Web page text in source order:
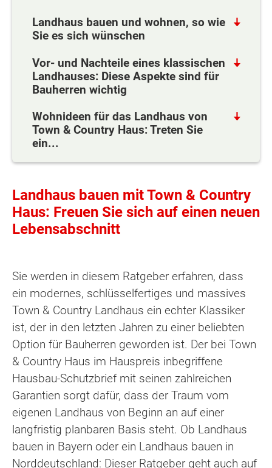
Landhaus bauen und wohnen, so wie
Sie es sich wünschen
Vor- und Nachteile eines klassischen
Landhauses: Diese Aspekte sind für
Bauherren wichtig
Wohnideen für das Landhaus von
Town & Country Haus: Treten Sie
ein...
Landhaus bauen mit Town & Country
Haus: Freuen Sie sich auf einen neuen
Lebensabschnitt
Sie werden in diesem Ratgeber erfahren, dass
ein modernes, schlüsselfertiges und massives
Town & Country Landhaus ein echter Klassiker
ist, der in den letzten Jahren zu einer beliebten
Option für Bauherren geworden ist. Der bei Town
& Country Haus im Hauspreis inbegriffene
Hausbau-Schutzbrief mit seinen zahlreichen
Garantien sorgt dafür, dass der Traum vom
eigenen Landhaus von Beginn an auf einer
langfristig planbaren Basis steht. Ob Landhaus
bauen in Bayern oder ein Landhaus bauen in
Norddeutschland: Dieser Ratgeber geht auch auf